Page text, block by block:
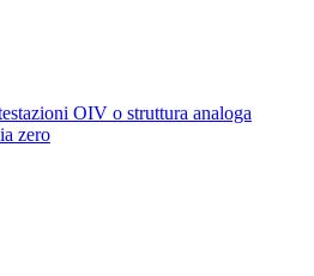
OIV o struttura analoga
zero